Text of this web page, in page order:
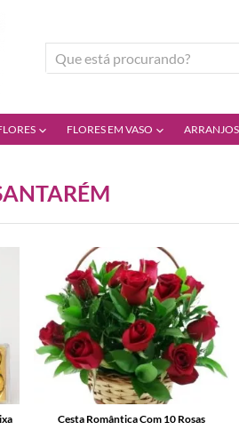
FLORES EM VASO
Cesta Romântica Com 10 Rosas